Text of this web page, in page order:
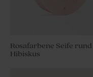
Rosafarbene Seife rund -
Hibiskus